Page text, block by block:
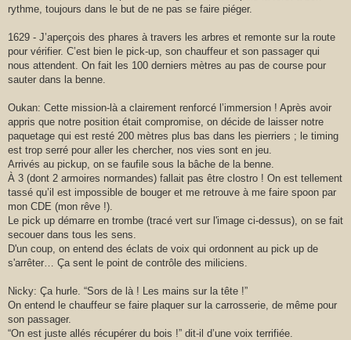
rythme, toujours dans le but de ne pas se faire piéger.
1629 - J’aperçois des phares à travers les arbres et remonte sur la route
pour vérifier. C’est bien le pick-up, son chauffeur et son passager qui
nous attendent. On fait les 100 derniers mètres au pas de course pour
sauter dans la benne.
Oukan: Cette mission-là a clairement renforcé l’immersion ! Après avoir
appris que notre position était compromise, on décide de laisser notre
paquetage qui est resté 200 mètres plus bas dans les pierriers ; le timing
est trop serré pour aller les chercher, nos vies sont en jeu.
Arrivés au pickup, on se faufile sous la bâche de la benne.
À 3 (dont 2 armoires normandes) fallait pas être clostro ! On est tellement
tassé qu’il est impossible de bouger et me retrouve à me faire spoon par
mon CDE (mon rêve !).
Le pick up démarre en trombe (tracé vert sur l'image ci-dessus), on se fait
secouer dans tous les sens.
D'un coup, on entend des éclats de voix qui ordonnent au pick up de
s'arrêter… Ça sent le point de contrôle des miliciens.
Nicky: Ça hurle. “Sors de là ! Les mains sur la tête !”
On entend le chauffeur se faire plaquer sur la carrosserie, de même pour
son passager.
“On est juste allés récupérer du bois !” dit-il d’une voix terrifiée.